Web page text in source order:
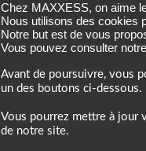
Chez MAXXESS, on aime
Nous utilisons des cookies
Notre but est de vous
Vous pouvez consulter
Avant de poursuivre, vous
un des boutons ci-dessous.
Vous pourrez mettre à jour
de notre site.